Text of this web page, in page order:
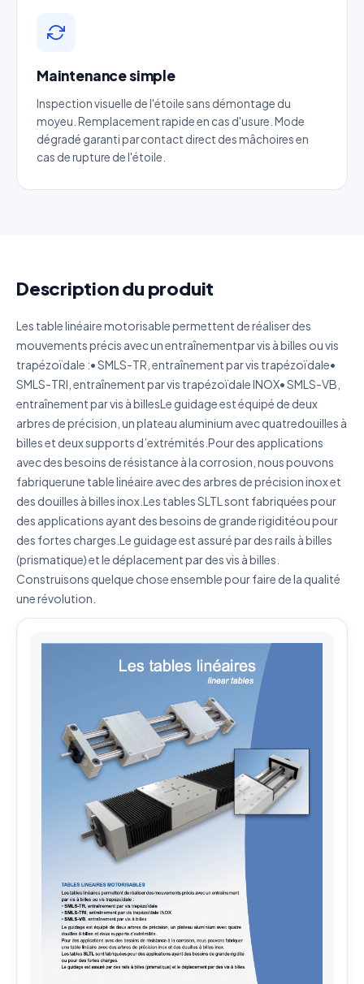
Maintenance simple
Inspection visuelle de l'étoile sans démontage du
moyeu. Remplacement rapide en cas d'usure. Mode
dégradé garanti par contact direct des mâchoires en
cas de rupture de l'étoile.
Description du produit
Les table linéaire motorisable permettent de réaliser des
mouvements précis avec un entraînementpar vis à billes ou vis
trapézoïdale :• SMLS-TR, entraînement par vis trapézoïdale•
SMLS-TRI, entraînement par vis trapézoïdale INOX• SMLS-VB,
entraînement par vis à billesLe guidage est équipé de deux
arbres de précision, un plateau aluminium avec quatredouilles à
billes et deux supports d’extrémités.Pour des applications
avec des besoins de résistance à la corrosion, nous pouvons
fabriquerune table linéaire avec des arbres de précision inox et
des douilles à billes inox.Les tables SLTL sont fabriquées pour
des applications ayant des besoins de grande rigiditéou pour
des fortes charges.Le guidage est assuré par des rails à billes
(prismatique) et le déplacement par des vis à billes.
Construisons quelque chose ensemble pour faire de la qualité
une révolution.
Email
Catégorie
Décrivez votre besoin
J'accepte que mes données soient utilisées pour traiter
ma demande. Politique de confidentialité
Envoyer ma demande de devis
Vos données sont protégées et ne seront jamais
partagées